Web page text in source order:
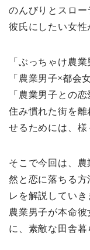
のんびりとスロ
彼氏にしたい女性
「ぶっちゃけ農
「農業男子×都会
「農業男子との
住み慣れた街を
せるためには、様
そこで今回は、
然と恋に落ちる
レを解説していき
農業男子が本命
に、素敵な田舎